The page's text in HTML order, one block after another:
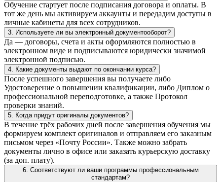
Обучение стартует после подписания договора и оплаты. В
тот же день мы активируем аккаунты и передадим доступы в
личные кабинеты для всех сотрудников.
3. Используете ли вы электронный документооборот?
Да — договоры, счета и акты оформляются полностью в
электронном виде и подписываются юридически значимой
электронной подписью.
4. Какие документы выдают по окончании курса?
После успешного завершения вы получаете либо
Удостоверение о повышении квалификации, либо Диплом о
профессиональной переподготовке, а также Протокол
проверки знаний.
5. Когда придут оригиналы документов?
В течение трёх рабочих дней после завершения обучения мы
формируем комплект оригиналов и отправляем его заказным
письмом через «Почту России». Также можно забрать
документы лично в офисе или заказать курьерскую доставку
(за доп. плату).
6. Соответствуют ли ваши программы профессиональным
стандартам?